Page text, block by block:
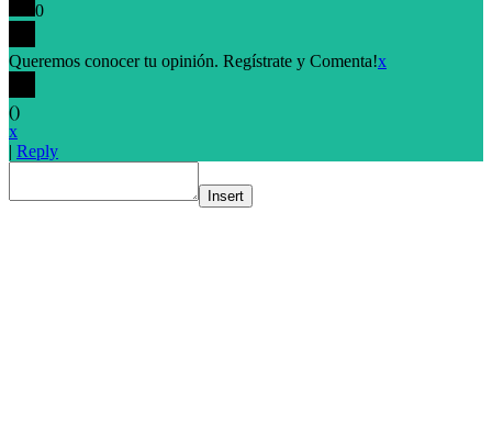
0
Queremos conocer tu opinión. Regístrate y Comenta!x
()
x
| Reply
Insert